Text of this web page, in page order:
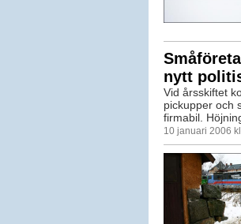
nytt
Vid årsskiftet
pickupper och
firmabil.
10 januari 2006